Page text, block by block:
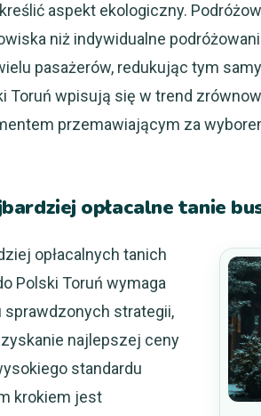
aspekt ekologiczny.
niż indywidualne
pasażerów, redukując tym
Toruń wpisują się w trend
przemawiającym za
opłacalne tanie
opłacalnych tanich
Polski Toruń wymaga
sprawdzonych strategii,
najlepszej ceny
standardu
krokiem jest